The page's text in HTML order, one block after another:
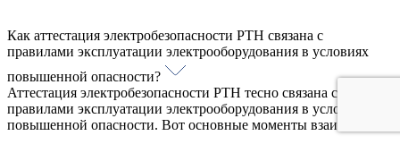
Как аттестация электробезопасности РТН связана с
правилами эксплуатации электрооборудования в условиях
повышенной опасности?
Аттестация электробезопасности РТН тесно связана с
правилами эксплуатации электрооборудования в условиях
повышенной опасности. Вот основные моменты взаимосвязи: